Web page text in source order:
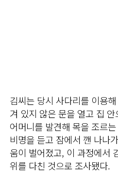
김씨는 당시 사다리를 이용
겨 있지 않은 문을 열고 집
어머니를 발견해 목을 조르
비명을 듣고 잠에서 깬 나나
움이 벌어졌고, 이 과정에서
위를 다친 것으로 조사됐다.